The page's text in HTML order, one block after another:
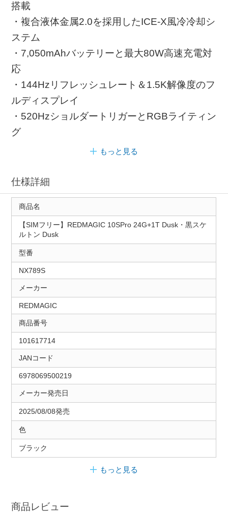
搭載
・複合液体金属2.0を採用したICE-X風冷冷却シ
ステム
・7,050mAhバッテリーと最大80W高速充電対
応
・144Hzリフレッシュレート＆1.5K解像度のフ
ルディスプレイ
・520HzショルダートリガーとRGBライティン
グ
もっと見る
仕様詳細
商品名
【SIMフリー】REDMAGIC 10SPro 24G+1T Dusk・黒スケ
ルトン Dusk
型番
NX789S
メーカー
REDMAGIC
商品番号
101617714
JANコード
6978069500219
メーカー発売日
2025/08/08発売
色
ブラック
もっと見る
商品レビュー